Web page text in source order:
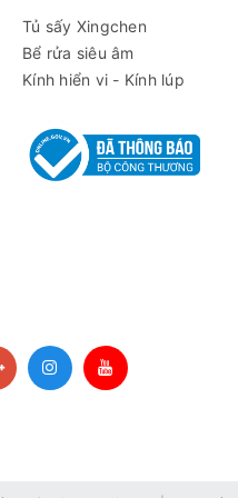
Tủ sấy Xingchen
Bể rửa siêu âm
Kính hiển vi - Kính lúp